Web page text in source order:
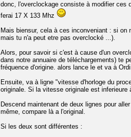
donc, l'overclockage consiste à modifier ces
ferai 17 X 133 Mhz
Mais biensur, cela à ces inconveniant : si
mais tu n'a peut etre pas overclocké ...).
Alors, pour savoir si c'est à cause d'un
dans notre annuaire de téléchargements) te
fréquence d'origine. alors lance le et va à
Ensuite, va à ligne "vitesse d'horloge du
originale. Si la vitesse originale est
Descend maintenant de deux lignes pour
même, compare là a l'original.
Si les deux sont différentes :